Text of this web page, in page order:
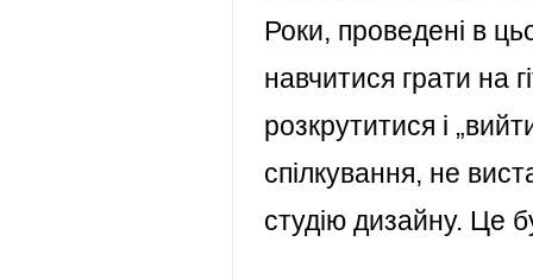
Роки, проведені в
навчитися грати на
розкрутитися і
спілкування, не
студію дизайну. Це